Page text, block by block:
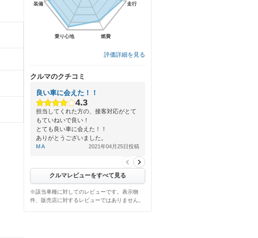
走行
燃費
乗り心地
装備 走行
燃費
乗り心地
装備
評価詳細を見る
クルマのクチコミ
良い車に会えた！！
4.3
担当してくれた方の、接客対応がとて
もていねいで良い！
とても良い車に会えた！！
ありがとうございました。
M A 2021年04月25日投稿
クルマレビューをすべて見る
※該当車種に対してのレビューです。表示物
件、販売店に対するレビューではありません。